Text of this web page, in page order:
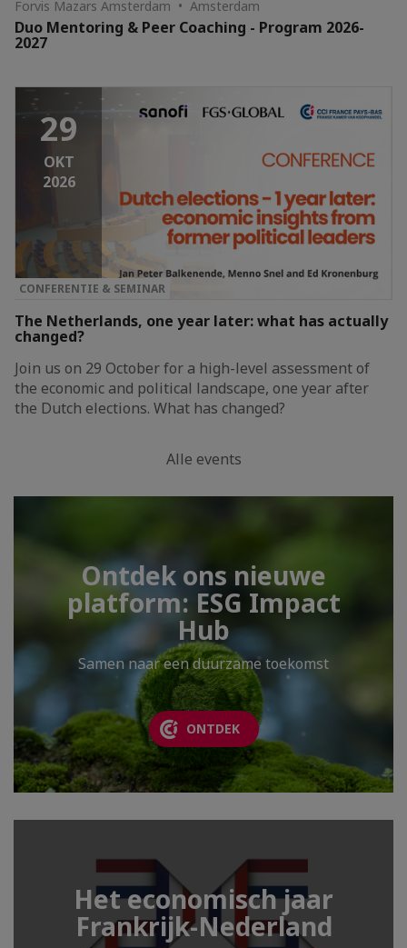
Forvis Mazars Amsterdam • Amsterdam
Duo Mentoring & Peer Coaching - Program 2026-
2027
29
OKT
2026
CONFERENTIE & SEMINAR
The Netherlands, one year later: what has actually
changed?
Join us on 29 October for a high-level assessment of
the economic and political landscape, one year after
the Dutch elections. What has changed?
Alle events
Ontdek ons nieuwe
platform: ESG Impact
Hub
Samen naar een duurzame toekomst
ONTDEK
Het economisch jaar
Frankrijk-Nederland